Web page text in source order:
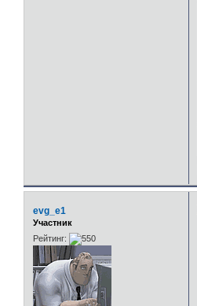
evg_e1
Участник
Рейтинг: